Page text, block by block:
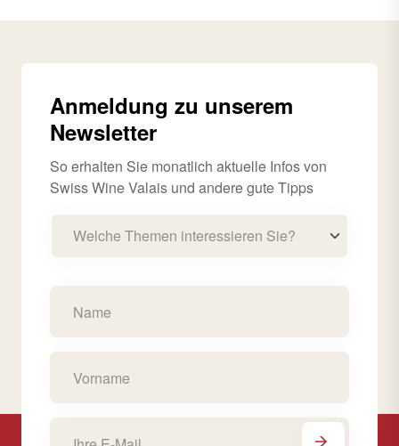
Anmeldung zu unserem
Newsletter
So erhalten Sie monatlich aktuelle Infos von
Swiss Wine Valais und andere gute Tipps
Welche Themen interessieren Sie?